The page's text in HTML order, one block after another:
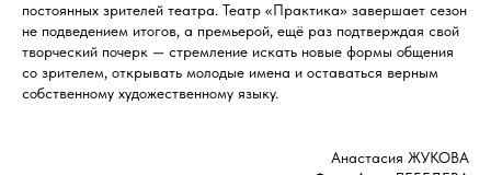
постоянных зрителей театра. Театр «Практика» завершает сезон
не подведением итогов, а премьерой, ещё раз подтверждая свой
творческий почерк — стремление искать новые формы общения
со зрителем, открывать молодые имена и оставаться верным
собственному художественному языку.
Анастасия ЖУКОВА